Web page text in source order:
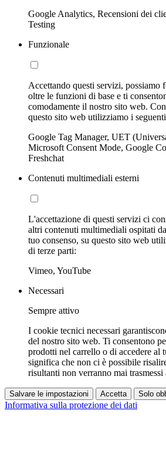
Google Analytics, Recensioni dei
Testing
Funzionale
Accettando questi servizi, possiamo
oltre le funzioni di base e ti
comodamente il nostro sito web.
questo sito web utilizziamo i
Google Tag Manager, UET
Microsoft Consent Mode, Google
Freshchat
Contenuti multimediali esterni
L'accettazione di questi servizi ci
altri contenuti multimediali ospitati
tuo consenso, su questo sito web
di terze parti:
Vimeo, YouTube
Necessari
Sempre attivo
I cookie tecnici necessari
del nostro sito web. Ti consentono
prodotti nel carrello o di accedere al
significa che non ci è possibile
risultanti non verranno mai trasmessi
Salvare le impostazioni Accetta Solo
Informativa sulla protezione dei dati